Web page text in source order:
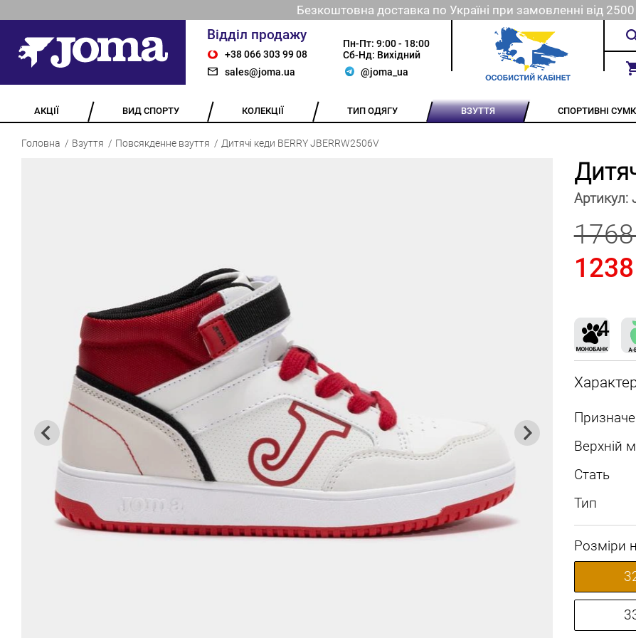
Безкоштовна доставка по Україні при замовленні від 2500
Відділ продажу
+38 066 303 99 08
sales@joma.ua
Пн-Пт: 9:00 - 18:00
Сб-Нд: Вихідний
@joma_ua
АКЦІЇ ВИД СПОРТУ КОЛЕКЦІЇ ТИП ОДЯГУ ВЗУТТЯ СПОРТИВНІ
Головна Взуття Повсякденне взуття Дитячі кеди BERRY JBERRW2506V
Артикул:
Верхній
Стать
Тип
Розміри